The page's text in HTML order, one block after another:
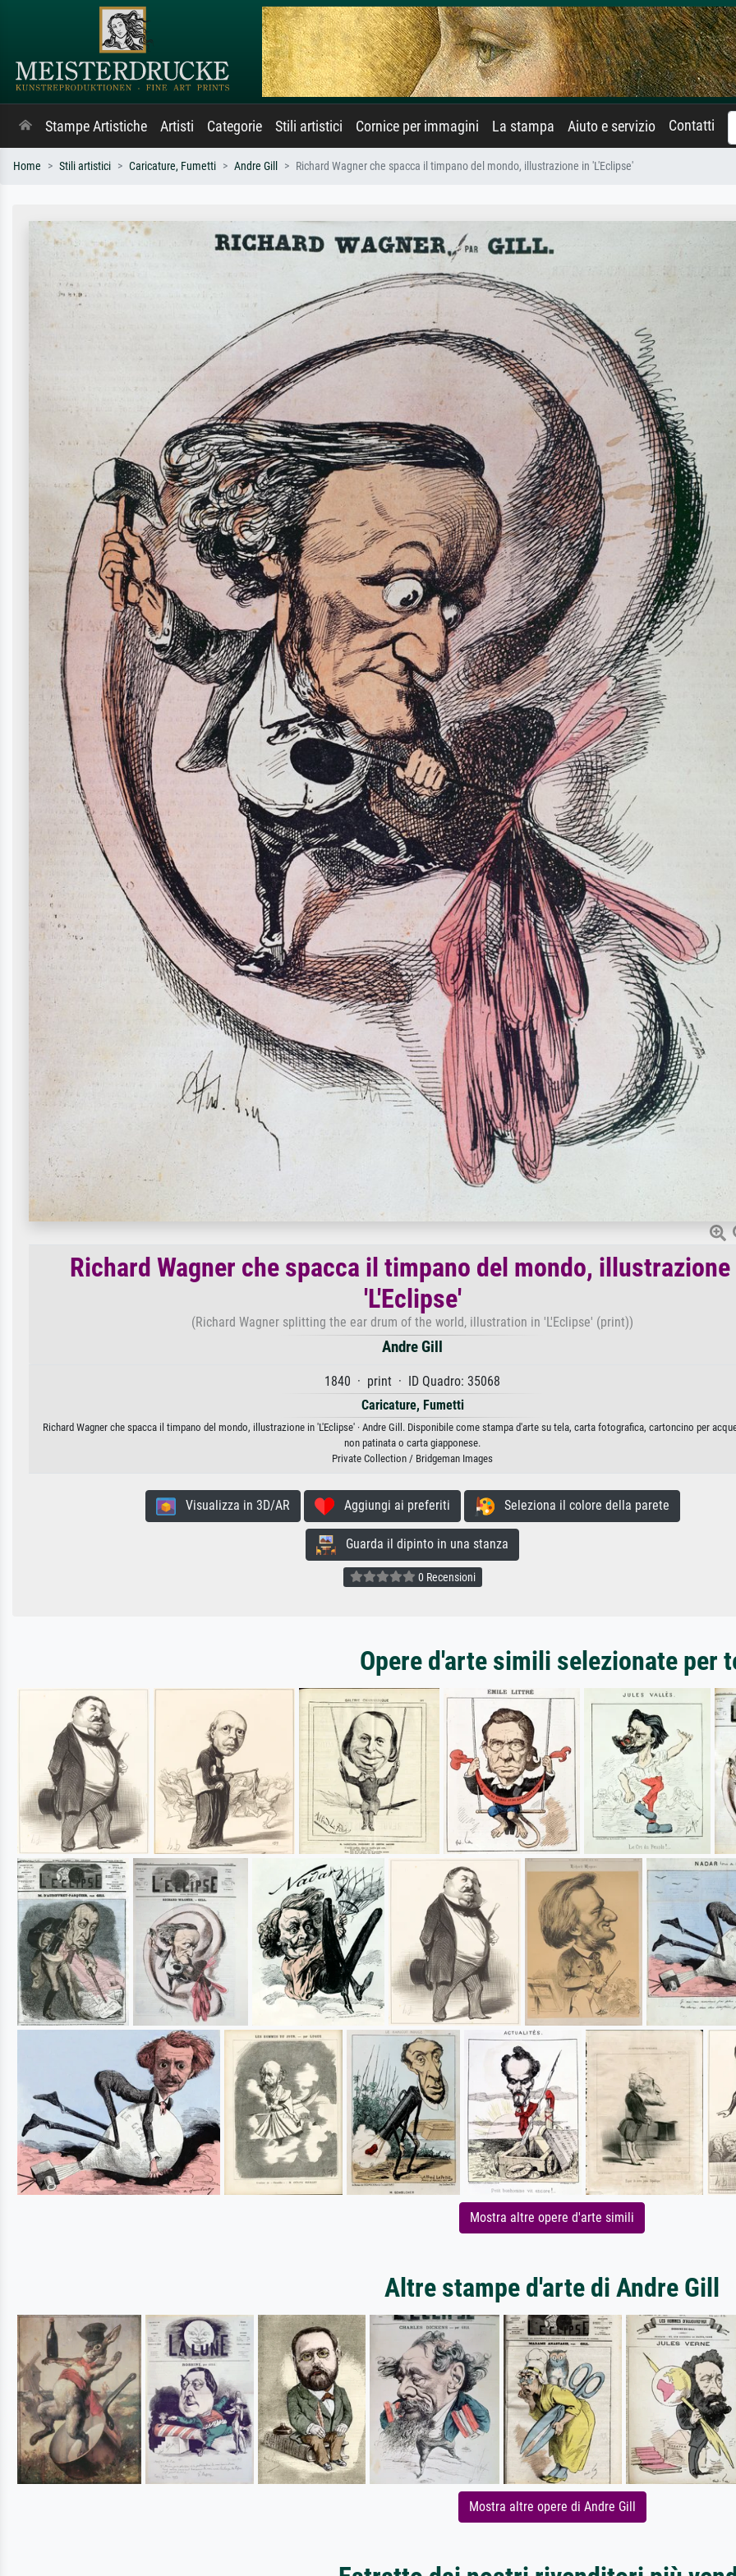
Stampe Artistiche Artisti Categorie Stili artistici Cornice per immagini La stampa Aiuto e servizio Contatti
Home Stili artistici Caricature, Fumetti Andre Gill Richard Wagner che spacca il timpano del mondo, illustrazione in 'L'Eclipse'
Richard Wagner che spacca il timpano del mondo,
'L'Eclipse'
(Richard Wagner splitting the ear drum of the world, illustration in 'L'Eclipse' (print))
Andre Gill
1840 · print · ID Quadro: 35068
Caricature, Fumetti
Richard Wagner che spacca il timpano del mondo, illustrazione in 'L'Eclipse' · Andre Gill. Disponibile come stampa d'arte su tela, carta fotografica, cartoncino per
non patinata o carta giapponese.
Private Collection / Bridgeman Images
Visualizza in 3D/AR Aggiungi ai preferiti Seleziona il colore della parete
Guarda il dipinto in una stanza
0 Recensioni
Opere d'arte simili selezionate per
Mostra altre opere d'arte simili
Altre stampe d'arte di Andre Gill
Mostra altre opere di Andre Gill